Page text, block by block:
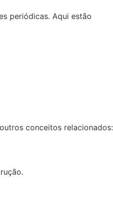
periódicas. Aqui estão
conceitos relacionados: